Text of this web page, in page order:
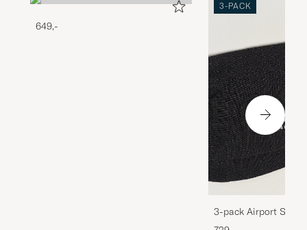
649,-
3-PACK
3-pack Airport
Melange